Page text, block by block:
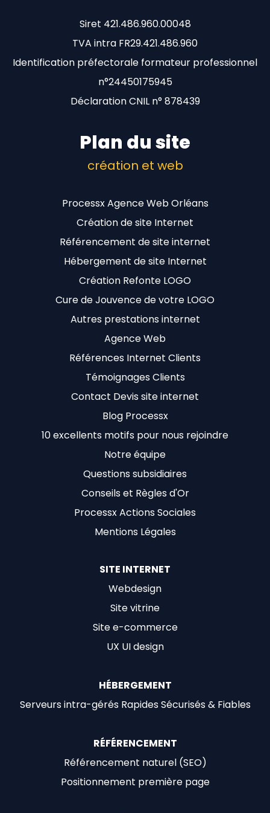
Siret 421.486.960.00048
TVA intra FR29.421.486.960
Identification préfectorale formateur professionnel
n°24450175945
Déclaration CNIL n° 878439
Plan du site
création et web
Processx Agence Web Orléans
Création de site Internet
Référencement de site internet
Hébergement de site Internet
Création Refonte LOGO
Cure de Jouvence de votre LOGO
Autres prestations internet
Agence Web
Références Internet Clients
Témoignages Clients
Contact Devis site internet
Blog Processx
10 excellents motifs pour nous rejoindre
Notre équipe
Questions subsidiaires
Conseils et Règles d'Or
Processx Actions Sociales
Mentions Légales
SITE INTERNET
Webdesign
Site vitrine
Site e-commerce
UX UI design
HÉBERGEMENT
Serveurs intra-gérés Rapides Sécurisés & Fiables
RÉFÉRENCEMENT
Référencement naturel (SEO)
Positionnement première page